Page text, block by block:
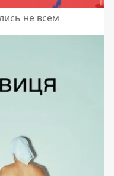
не всем